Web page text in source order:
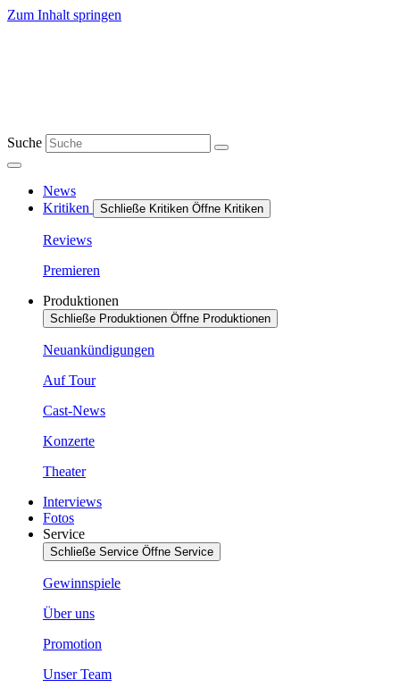
Zum Inhalt springen
Suche
News
Kritiken
Schließe Kritiken Öffne Kritiken
Reviews
Premieren
Produktionen
Schließe Produktionen Öffne Produktionen
Neuankündigungen
Auf Tour
Cast-News
Konzerte
Theater
Interviews
Fotos
Service
Schließe Service Öffne Service
Gewinnspiele
Über uns
Promotion
Unser Team